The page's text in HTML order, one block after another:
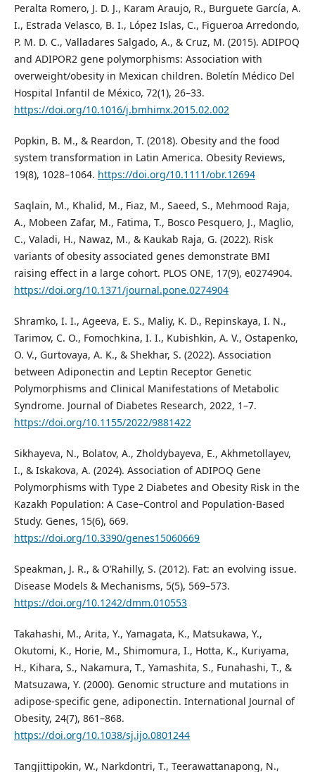
Peralta Romero, J. D. J., Karam Araujo, R., Burguete García, A.
I., Estrada Velasco, B. I., López Islas, C., Figueroa Arredondo,
P. M. D. C., Valladares Salgado, A., & Cruz, M. (2015). ADIPOQ
and ADIPOR2 gene polymorphisms: Association with
overweight/obesity in Mexican children. Boletín Médico Del
Hospital Infantil de México, 72(1), 26–33.
https://doi.org/10.1016/j.bmhimx.2015.02.002
Popkin, B. M., & Reardon, T. (2018). Obesity and the food
system transformation in Latin America. Obesity Reviews,
19(8), 1028–1064. https://doi.org/10.1111/obr.12694
Saqlain, M., Khalid, M., Fiaz, M., Saeed, S., Mehmood Raja,
A., Mobeen Zafar, M., Fatima, T., Bosco Pesquero, J., Maglio,
C., Valadi, H., Nawaz, M., & Kaukab Raja, G. (2022). Risk
variants of obesity associated genes demonstrate BMI
raising effect in a large cohort. PLOS ONE, 17(9), e0274904.
https://doi.org/10.1371/journal.pone.0274904
Shramko, I. I., Ageeva, E. S., Maliy, K. D., Repinskaya, I. N.,
Tarimov, C. O., Fomochkina, I. I., Kubishkin, A. V., Ostapenko,
O. V., Gurtovaya, A. K., & Shekhar, S. (2022). Association
between Adiponectin and Leptin Receptor Genetic
Polymorphisms and Clinical Manifestations of Metabolic
Syndrome. Journal of Diabetes Research, 2022, 1–7.
https://doi.org/10.1155/2022/9881422
Sikhayeva, N., Bolatov, A., Zholdybayeva, E., Akhmetollayev,
I., & Iskakova, A. (2024). Association of ADIPOQ Gene
Polymorphisms with Type 2 Diabetes and Obesity Risk in the
Kazakh Population: A Case–Control and Population-Based
Study. Genes, 15(6), 669.
https://doi.org/10.3390/genes15060669
Speakman, J. R., & O’Rahilly, S. (2012). Fat: an evolving issue.
Disease Models & Mechanisms, 5(5), 569–573.
https://doi.org/10.1242/dmm.010553
Takahashi, M., Arita, Y., Yamagata, K., Matsukawa, Y.,
Okutomi, K., Horie, M., Shimomura, I., Hotta, K., Kuriyama,
H., Kihara, S., Nakamura, T., Yamashita, S., Funahashi, T., &
Matsuzawa, Y. (2000). Genomic structure and mutations in
adipose-specific gene, adiponectin. International Journal of
Obesity, 24(7), 861–868.
https://doi.org/10.1038/sj.ijo.0801244
Tangjittipokin, W., Narkdontri, T., Teerawattanapong, N.,